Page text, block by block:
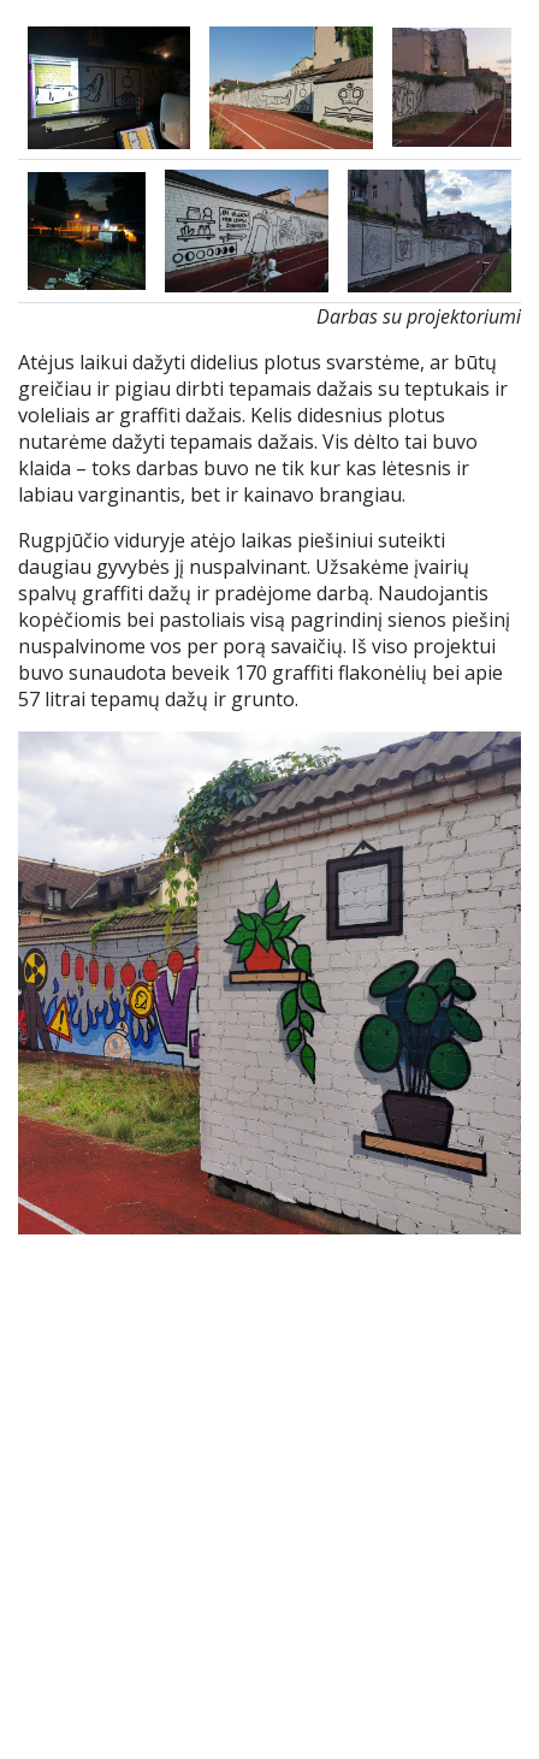
Darbas su projektoriumi
Atėjus laikui dažyti didelius plotus svarstėme, ar būtų
greičiau ir pigiau dirbti tepamais dažais su teptukais ir
voleliais ar graffiti dažais. Kelis didesnius plotus
nutarėme dažyti tepamais dažais. Vis dėlto tai buvo
klaida – toks darbas buvo ne tik kur kas lėtesnis ir
labiau varginantis, bet ir kainavo brangiau.
Rugpjūčio viduryje atėjo laikas piešiniui suteikti
daugiau gyvybės jį nuspalvinant. Užsakėme įvairių
spalvų graffiti dažų ir pradėjome darbą. Naudojantis
kopėčiomis bei pastoliais visą pagrindinį sienos piešinį
nuspalvinome vos per porą savaičių. Iš viso projektui
buvo sunaudota beveik 170 graffiti flakonėlių bei apie
57 litrai tepamų dažų ir grunto.